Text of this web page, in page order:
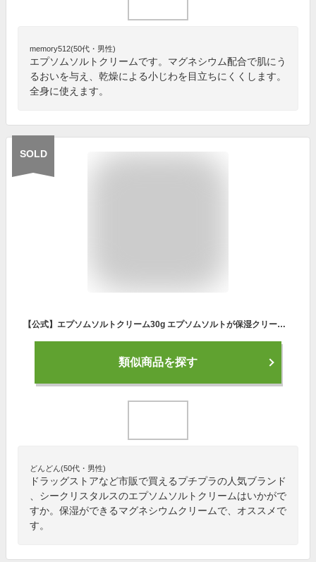
memory512(50代・男性)
エプソムソルトクリームです。マグネシウム配合で肌にう
るおいを与え、乾燥による小じわを目立ちにくくします。
全身に使えます。
SOLD
【公式】エプソムソルトクリーム30g エプソムソルトが保湿クリームになりました マグネシウムクリーム 硫酸マグネシウム 15%配合商品 シークリスタルス エプソム ソルト 塗るマグネシウム 乾燥肌 保湿 ミネラル マグネシウム
類似商品を探す
どんどん(50代・男性)
ドラッグストアなど市販で買えるプチプラの人気ブランド
、シークリスタルスのエプソムソルトクリームはいかがで
すか。保湿ができるマグネシウムクリームで、オススメで
す。